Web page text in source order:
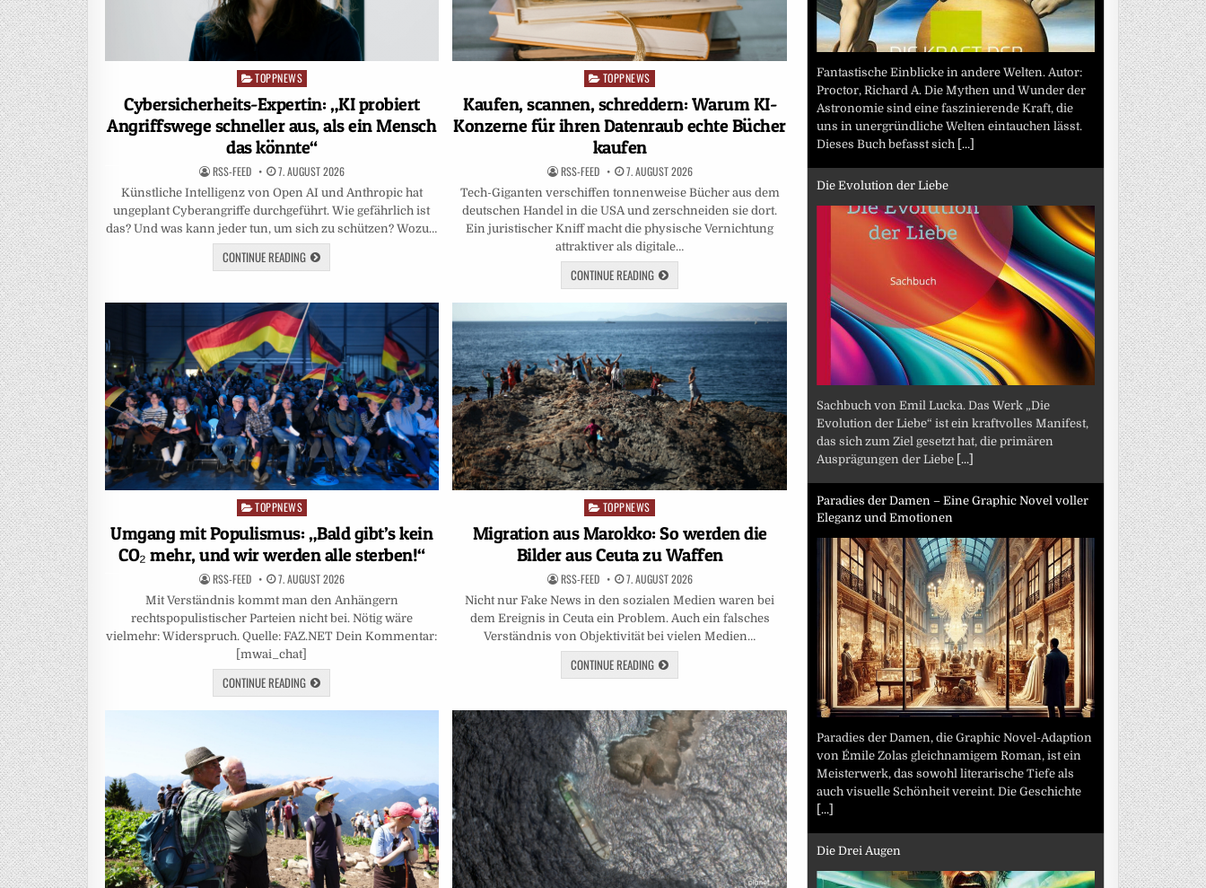
Posted
in
TOPPNEWS
Cybersicherheits-Expertin: „KI probiert
Angriffswege schneller aus, als ein Mensch
das könnte“
RSS-FEED 7. AUGUST 2026
Künstliche Intelligenz von Open AI und Anthropic hat
ungeplant Cyberangriffe durchgeführt. Wie gefährlich ist
das? Und was kann jeder tun, um sich zu schützen? Wozu…
CONTINUE READING
Posted
TOPPNEWS
Kaufen, scannen, schreddern: Warum KI-
Konzerne für ihren Datenraub echte Bücher
kaufen
RSS-FEED 7. AUGUST 2026
Tech-Giganten verschiffen tonnenweise Bücher aus dem
deutschen Handel in die USA und zerschneiden sie dort.
Ein juristischer Kniff macht die physische Vernichtung
attraktiver als digitale…
CONTINUE READING
Posted
TOPPNEWS
Umgang mit Populismus: „Bald gibt’s kein
CO₂ mehr, und wir werden alle sterben!“
RSS-FEED 7. AUGUST 2026
Mit Verständnis kommt man den Anhängern
rechtspopulistischer Parteien nicht bei. Nötig wäre
vielmehr: Widerspruch. Quelle: FAZ.NET Dein Kommentar:
[mwai_chat]
CONTINUE READING
Posted
in
TOPPNEWS
Migration aus Marokko: So werden die
Bilder aus Ceuta zu Waffen
RSS-FEED 7. AUGUST 2026
Nicht nur Fake News in den sozialen Medien waren bei
dem Ereignis in Ceuta ein Problem. Auch ein falsches
Verständnis von Objektivität bei vielen Medien…
CONTINUE READING
Fantastische Einblicke in andere Welten. Autor:
Proctor, Richard A. Die Mythen und Wunder der
Astronomie sind eine faszinierende Kraft, die
uns in unergründliche Welten eintauchen lässt.
Dieses Buch befasst sich [...]
Die Evolution der Liebe
Sachbuch von Emil Lucka. Das Werk „Die
Evolution der Liebe“ ist ein kraftvolles Manifest,
das sich zum Ziel gesetzt hat, die primären
Ausprägungen der Liebe [...]
Paradies der Damen – Eine Graphic Novel voller
Eleganz und Emotionen
Paradies der Damen, die Graphic Novel-Adaption
von Émile Zolas gleichnamigem Roman, ist ein
Meisterwerk, das sowohl literarische Tiefe als
auch visuelle Schönheit vereint. Die Geschichte
[...]
Die Drei Augen